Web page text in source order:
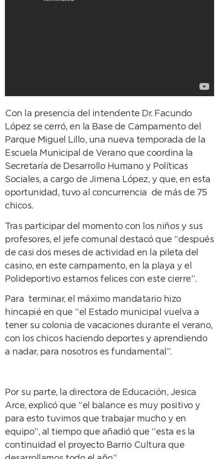
Con la presencia del intendente Dr. Facundo
López se cerró, en la Base de Campamento del
Parque Miguel Lillo, una nueva temporada de la
Escuela Municipal de Verano que coordina la
Secretaría de Desarrollo Humano y Políticas
Sociales, a cargo de Jimena López, y que, en esta
oportunidad, tuvo al concurrencia de más de 75
chicos.
Tras participar del momento con los niños y sus
profesores, el jefe comunal destacó que “después
de casi dos meses de actividad en la pileta del
casino, en este campamento, en la playa y el
Polideportivo estamos felices con este cierre”.
Para terminar, el máximo mandatario hizo
hincapié en que “el Estado municipal vuelva a
tener su colonia de vacaciones durante el verano,
con los chicos haciendo deportes y aprendiendo
a nadar, para nosotros es fundamental”.
Por su parte, la directora de Educación, Jesica
Arce, explicó que “el balance es muy positivo y
para esto tuvimos que trabajar mucho y en
equipo”, al tiempo que añadió que “esta es la
continuidad el proyecto Barrio Cultura que